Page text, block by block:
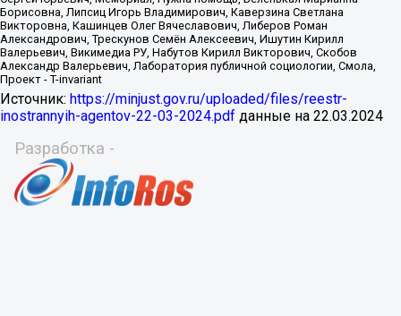
Источник: https://minjust.gov.ru/uploaded/files/reestr-
inostrannyih-agentov-22-03-2024.pdf данные на 22.03.2024
Разработка -